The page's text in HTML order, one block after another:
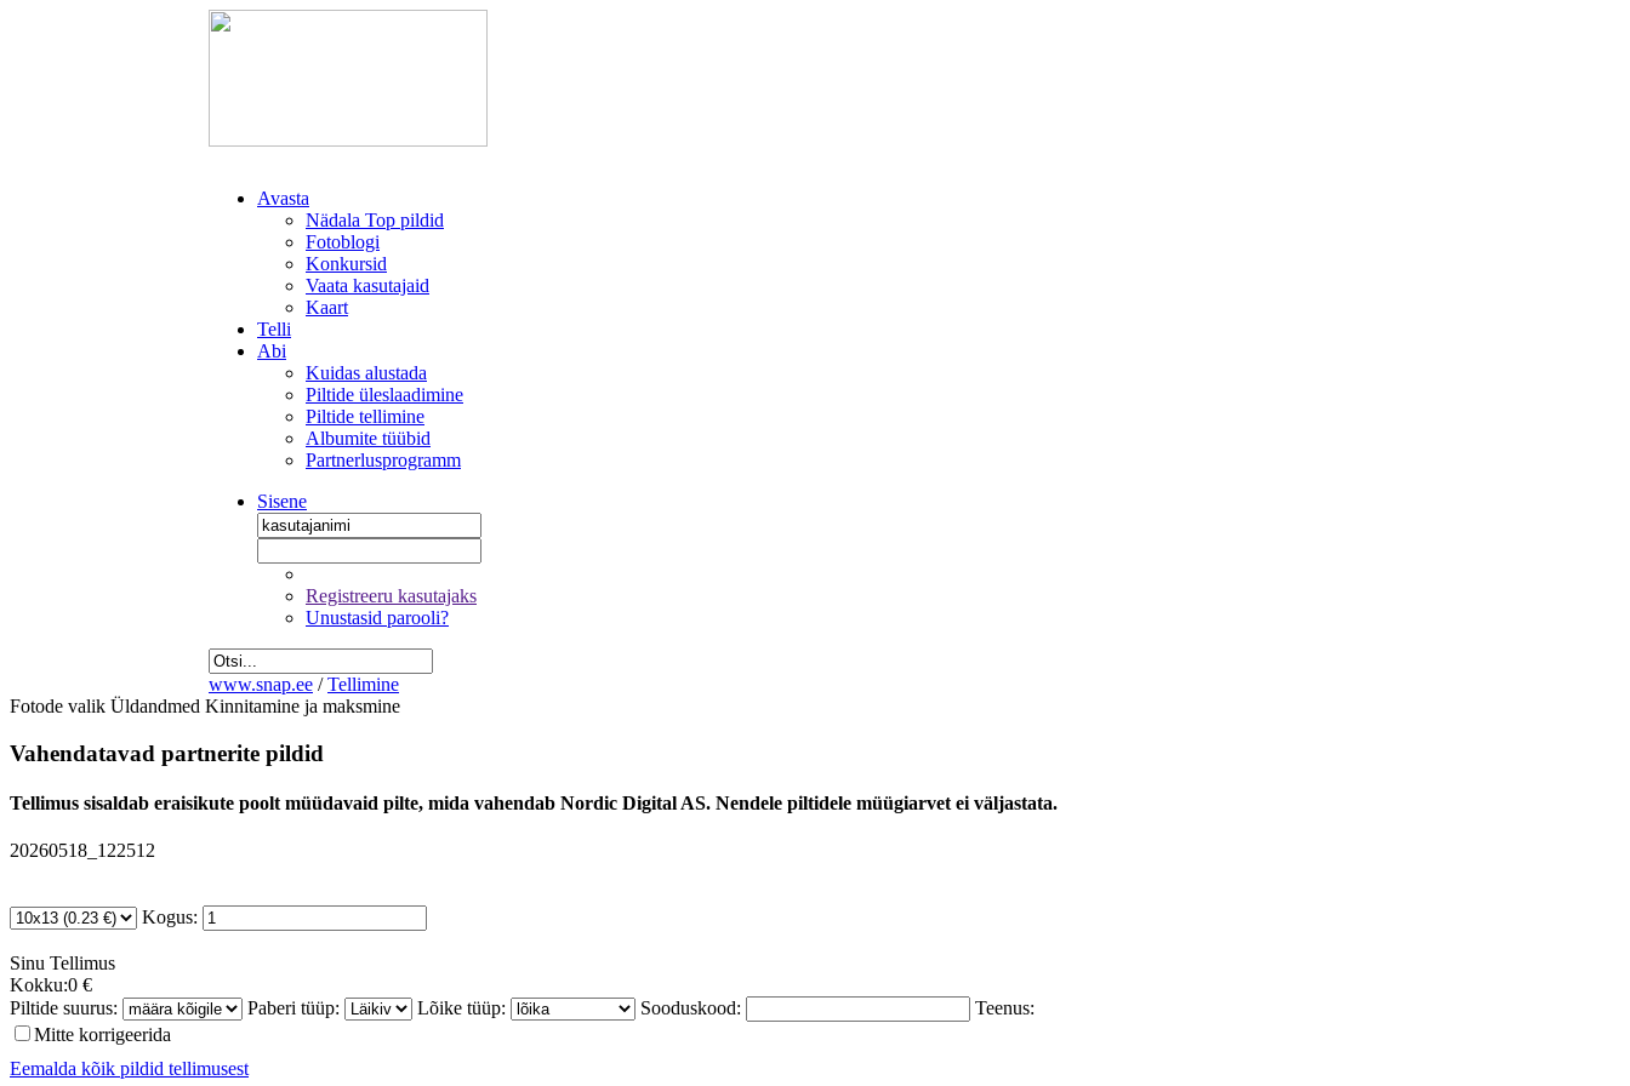
Avasta
Nädala Top pildid
Fotoblogi
Konkursid
Vaata kasutajaid
Kaart
Telli
Abi
Kuidas alustada
Piltide üleslaadimine
Piltide tellimine
Albumite tüübid
Partnerlusprogramm
Sisene
Registreeru kasutajaks
Unustasid parooli?
www.snap.ee / Tellimine
Fotode valik Üldandmed Kinnitamine ja maksmine
Vahendatavad partnerite pildid
Tellimus sisaldab eraisikute poolt müüdavaid pilte, mida vahendab Nordic Digital AS. Nendele piltidele müügiarvet ei väljastata.
20260518_122512
Kogus:
Sinu Tellimus
Kokku:0 €
Piltide suurus:
Paberi tüüp: Lõike tüüp: Sooduskood:
Teenus:
Mitte korrigeerida
Eemalda kõik pildid tellimusest